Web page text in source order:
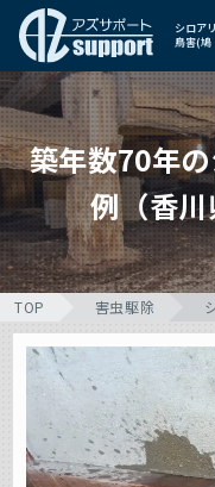
シロア
鳥害(鳩
築年数70年
例（香
TOP 害虫駆除